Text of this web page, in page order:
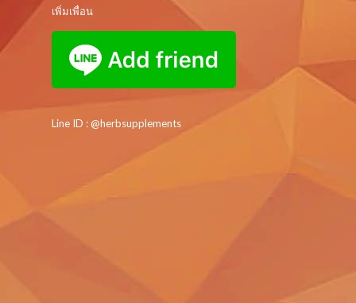
เพิ่มเพื่อน
Line ID : @herbsupplements